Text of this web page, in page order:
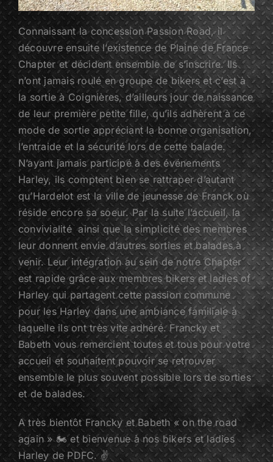
Connaissant la concession Passion Road, il
découvre ensuite l’existence de Plaine de France
Chapter et décident ensemble de s’inscrire. Ils
n’ont jamais roulé en groupe de bikers et c’est à
la sortie à Coignières, d’ailleurs jour de naissance
de leur première petite fille, qu’ils adhèrent à ce
mode de sortie appréciant la bonne organisation,
l’entraide et la sécurité lors de cette balade.
N’ayant jamais participé à des événements
Harley, ils comptent bien se rattraper d’autant
qu’Hardelot est la ville de jeunesse de Franck où
réside encore sa soeur. Par la suite l’accueil, la
convivialité ainsi que la simplicité des membres
leur donnent envie d’autres sorties et balades à
venir. Leur intégration au sein de notre Chapter
est rapide grâce aux membres bikers et ladies of
Harley qui partagent cette passion commune
pour les Harley dans une ambiance familiale à
laquelle ils ont très vite adhéré. Francky et
Babeth vous remercient toutes et tous pour votre
accueil et souhaitent pouvoir se retrouver
ensemble le plus souvent possible lors de sorties
et de balades.
A très bientôt Francky et Babeth « on the road
again » 🏍 et bienvenue à nos bikers et ladies
Harley de PDFC. ✌